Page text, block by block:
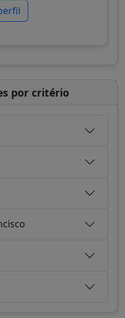
por critério